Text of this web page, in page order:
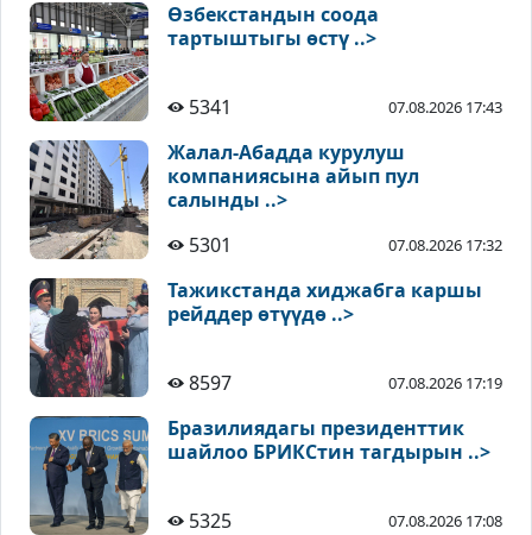
Өзбекстандын соода
тартыштыгы өстү ..>
5341 07.08.2026 17:43
Жалал-Абадда курулуш
компаниясына айып пул
салынды ..>
5301
07.08.2026 17:32
Тажикстанда хиджабга каршы
рейддер өтүүдө ..>
8597 07.08.2026 17:19
Бразилиядагы президенттик
шайлоо БРИКСтин тагдырын ..>
5325 07.08.2026 17:08